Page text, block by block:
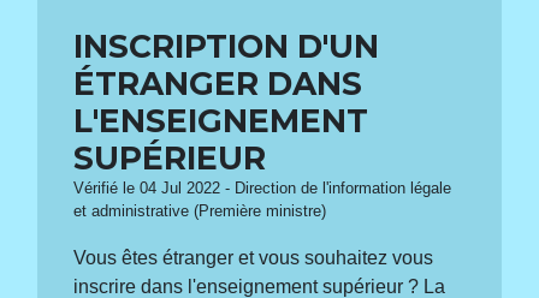
INSCRIPTION D'UN
ÉTRANGER DANS
L'ENSEIGNEMENT
SUPÉRIEUR
Vérifié le 04 Jul 2022 - Direction de l'information légale
et administrative (Première ministre)
Vous êtes étranger et vous souhaitez vous
inscrire dans l'enseignement supérieur ? La